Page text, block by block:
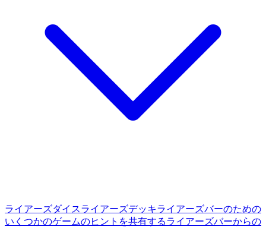
ライアーズダイスライアーズデッキライアーズバーのための
いくつかのゲームのヒントを共有するライアーズバーからの